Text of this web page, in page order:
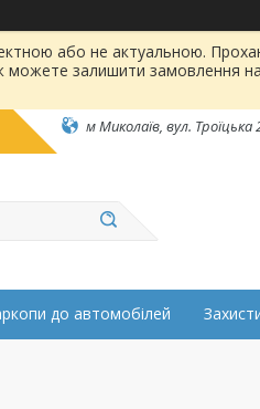
або не актуальною.
залишити замовлення
м Миколаїв, вул.
до автомобілей